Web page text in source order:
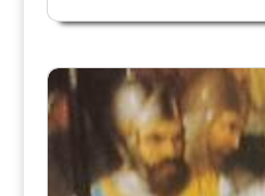
преступление. В то
на вилле на горе...
Верона
Средневековая